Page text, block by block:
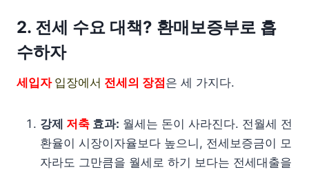
2. 전세 수요 대책? 환매보증부로 흡
수하자
세입자 입장에서 전세의 장점은 세 가지다.
강제 저축 효과: 월세는 돈이 사라진다. 전월세 전
환율이 시장이자율보다 높으니, 전세보증금이 모
자라도 그만큼을 월세로 하기 보다는 전세대출을